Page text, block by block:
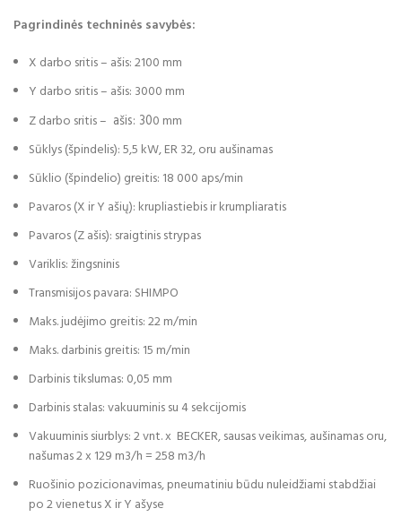
Pagrindinės techninės savybės:
X darbo sritis – ašis: 2100 mm
Y darbo sritis – ašis: 3000 mm
Z darbo sritis – ašis: 300 mm
Sūklys (špindelis): 5,5 kW, ER 32, oru aušinamas
Sūklio (špindelio) greitis: 18 000 aps/min
Pavaros (X ir Y ašių): krupliastiebis ir krumpliaratis
Pavaros (Z ašis): sraigtinis strypas
Variklis: žingsninis
Transmisijos pavara: SHIMPO
Maks. judėjimo greitis: 22 m/min
Maks. darbinis greitis: 15 m/min
Darbinis tikslumas: 0,05 mm
Darbinis stalas: vakuuminis su 4 sekcijomis
Vakuuminis siurblys: 2 vnt. x BECKER, sausas veikimas, aušinamas oru,
našumas 2 x 129 m3/h = 258 m3/h
Ruošinio pozicionavimas, pneumatiniu būdu nuleidžiami stabdžiai
po 2 vienetus X ir Y ašyse